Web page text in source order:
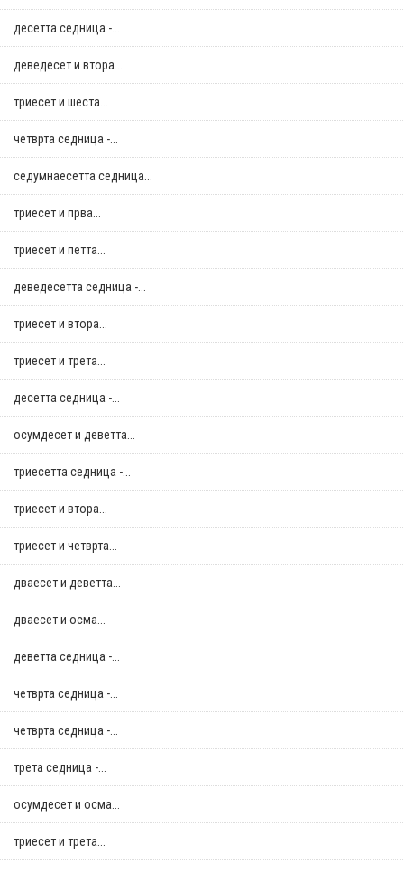
десетта седница -...
деведесет и втора...
триесет и шеста...
четврта седница -...
седумнаесетта седница...
триесет и прва...
триесет и петта...
деведесетта седница -...
триесет и втора...
триесет и трета...
десетта седница -...
осумдесет и деветта...
триесетта седница -...
триесет и втора...
триесет и четврта...
дваесет и деветта...
дваесет и осма...
деветта седница -...
четврта седница -...
четврта седница -...
трета седница -...
осумдесет и осма...
триесет и трета...